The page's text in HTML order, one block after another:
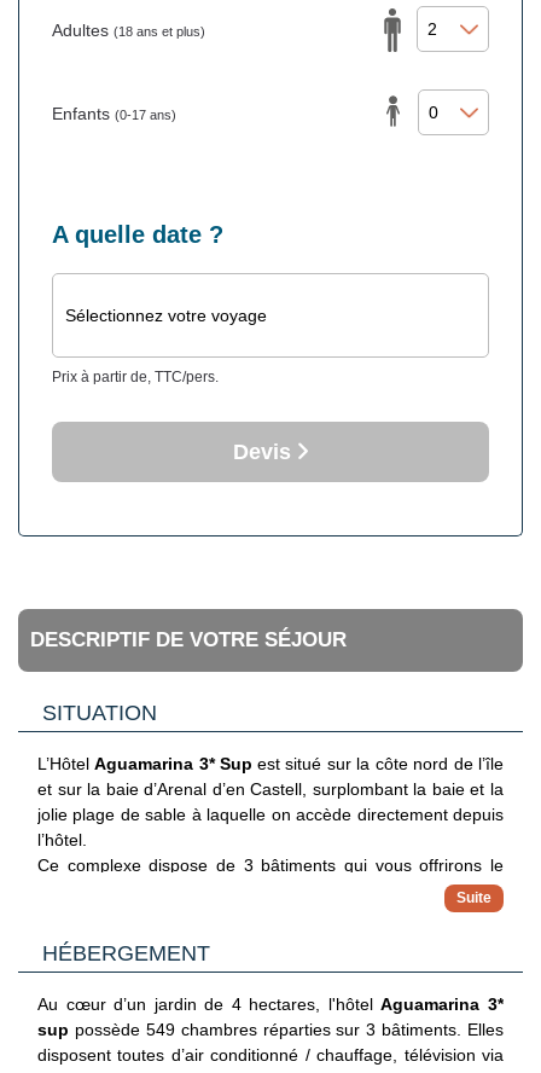
Adultes (18 ans et plus)
Enfants (0-17 ans)
A quelle date ?
Sélectionnez votre voyage
Prix à partir de, TTC/pers.
Devis
DESCRIPTIF DE VOTRE SÉJOUR
SITUATION
L’Hôtel Aguamarina 3* Sup est situé sur la côte nord de l’île
et sur la baie d’Arenal d’en Castell, surplombant la baie et la
jolie plage de sable à laquelle on accède directement depuis
l’hôtel.
Ce complexe dispose de 3 bâtiments qui vous offrirons le
plus grand confort pendant vos vacances. Il se trouve à
quelques minutes à pied (600 m) des commerces et lieux de
divertissement, à 8 km de la réserve naturelle d’Albufera des
Grau, à 18 km de Mahón, la capitale de l’île et à 21 km de
HÉBERGEMENT
Au cœur d’un jardin de 4 hectares, l'hôtel Aguamarina 3*
sup possède 549 chambres réparties sur 3 bâtiments. Elles
disposent toutes d’air conditionné / chauffage, télévision via